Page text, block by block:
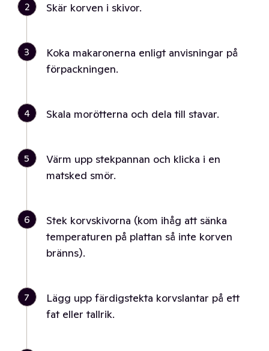
2 Skär korven i skivor.
3
Koka makaronerna enligt anvisningar på
förpackningen.
4 Skala morötterna och dela till stavar.
5
Värm upp stekpannan och klicka i en
matsked smör.
6
Stek korvskivorna (kom ihåg att sänka
temperaturen på plattan så inte korven
bränns).
7
Lägg upp färdigstekta korvslantar på ett
fat eller tallrik.